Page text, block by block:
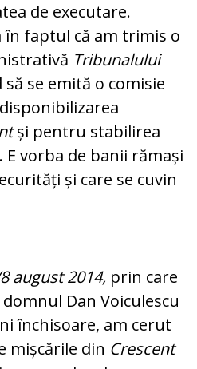
de executare.
în faptul că am trimis o
Tribunalului
se emită o comisie
și pentru stabilirea
vorba de banii rămași
și care se cuvin
august 2014, prin care
Dan Voiculescu
închisoare, am cerut
mișcările din Crescent